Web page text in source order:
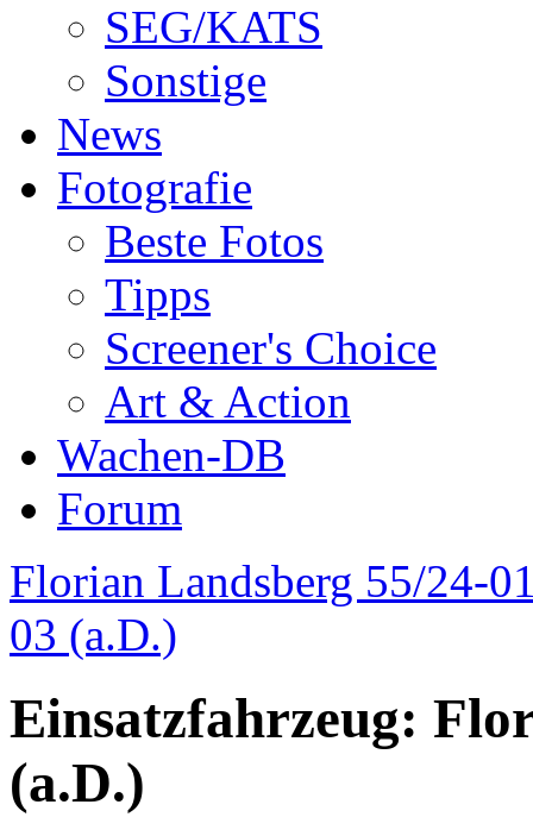
SEG/KATS
Sonstige
News
Fotografie
Beste Fotos
Tipps
Screener's Choice
Art & Action
Wachen-DB
Forum
Florian Landsberg 55/24-
03 (a.D.)
Einsatzfahrzeug:
(a.D.)